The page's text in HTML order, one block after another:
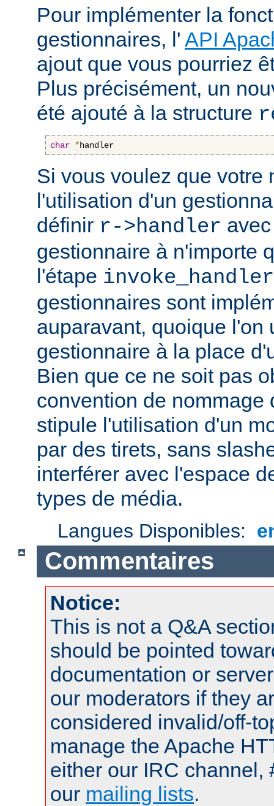
Pour implémenter la
gestionnaires, l' API
ajout que vous pourriez
Plus précisément, un
été ajouté à la structure
char *handler
Si vous voulez que votre
l'utilisation d'un
définir r->handler
gestionnaire à n'importe
l'étape invoke_handler
gestionnaires sont
auparavant, quoique l'on
gestionnaire à la place
Bien que ce ne soit pas
convention de nommage
stipule l'utilisation d'un
par des tirets, sans
interférer avec l'espace
types de média.
Langues Disponibles:
Commentaires
Notice:
This is not a Q&A
should be pointed
documentation or
our moderators if they
considered invalid/off-
manage the Apache
either our IRC channel,
our mailing lists.